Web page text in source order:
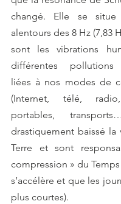
changé. Elle se situe
alentours des 8 Hz (7,83
sont les vibrations
différentes pollutions
liées à nos modes de
(Internet, télé,
portables,
drastiquement baissé
Terre et sont
compression » du
s’accélère et que les
plus courtes).